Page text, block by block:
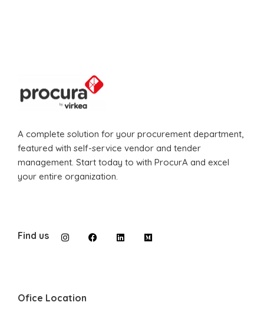
A complete solution for your procurement department,
featured with self-service vendor and tender
management. Start today to with ProcurA and excel
your entire organization.
Find us
Ofice Location